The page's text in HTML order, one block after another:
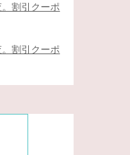
割引クーポ
割引クーポ